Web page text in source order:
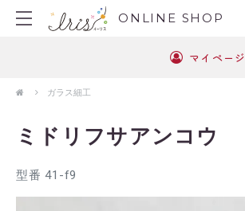
ONLINE SHOP
マイページ
ガラス細工
ミドリフサアンコウ
型番 41-f9